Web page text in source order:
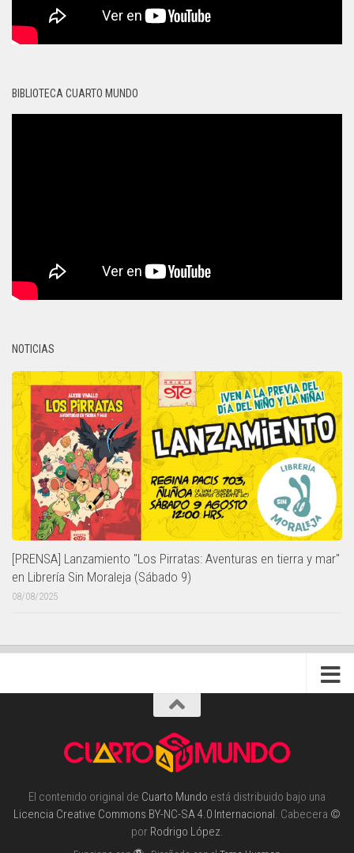
BIBLIOTECA CUARTO MUNDO
NOTICIAS
[PRENSA] Lanzamiento "Los Pirratas: Aventuras en tierra y mar"
en Librería Sin Moraleja (Sábado 9)
08/08/2025
El contenido original de Cuarto Mundo está distribuido bajo una
Licencia Creative Commons BY-NC-SA 4.0 Internacional . Cabecera ©
por Rodrigo López.